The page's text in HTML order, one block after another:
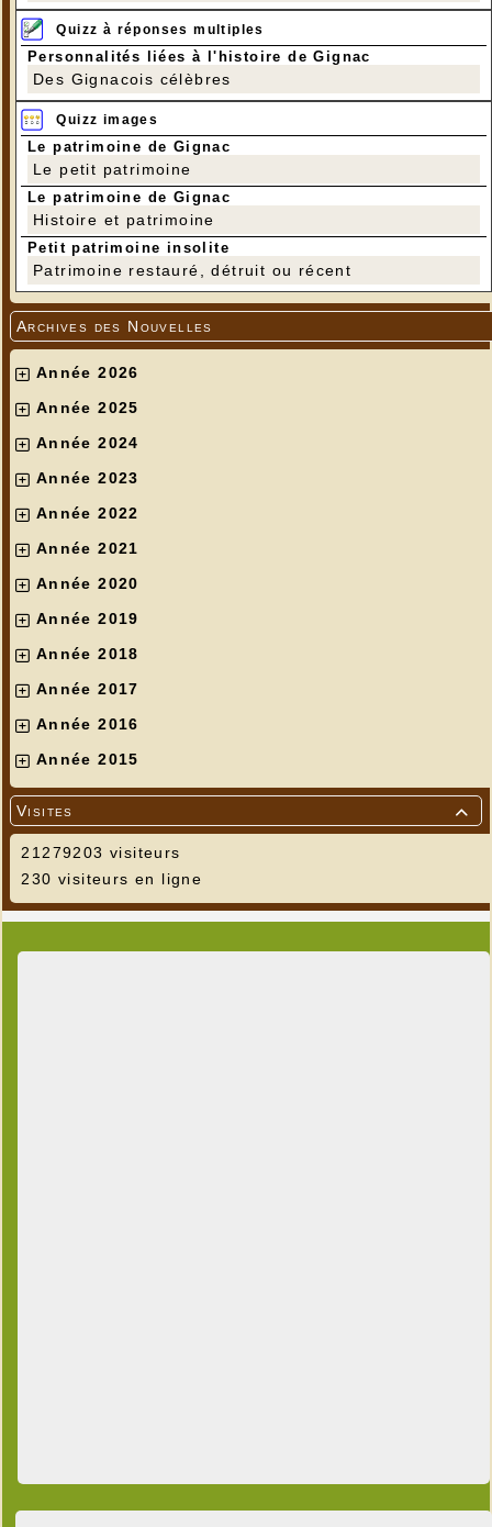
Quizz à réponses multiples
Personnalités liées à l'histoire de Gignac
Des Gignacois célèbres
Quizz images
Le patrimoine de Gignac
Le petit patrimoine
Le patrimoine de Gignac
Histoire et patrimoine
Petit patrimoine insolite
Patrimoine restauré, détruit ou récent
Archives des Nouvelles
Année 2026
Année 2025
Année 2024
Année 2023
Année 2022
Année 2021
Année 2020
Année 2019
Année 2018
Année 2017
Année 2016
Année 2015

Visites
21279203 visiteurs
230 visiteurs en ligne